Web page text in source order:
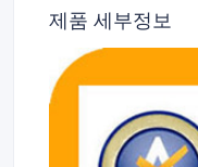
제품 세부정보